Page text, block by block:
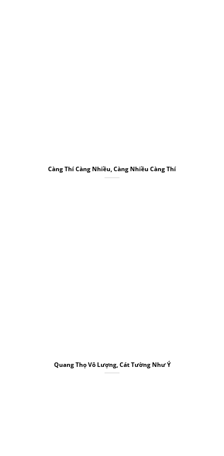
Càng Thí Càng Nhiều, Càng Nhiều Càng Thí
Quang Thọ Vô Lượng, Cát Tường Như Ý